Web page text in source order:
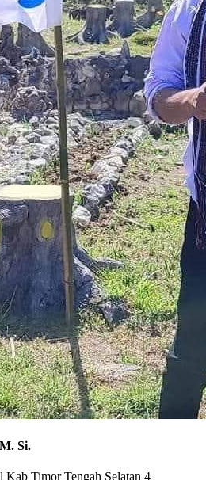
Si.
Kab Timor Tengah Selatan 4